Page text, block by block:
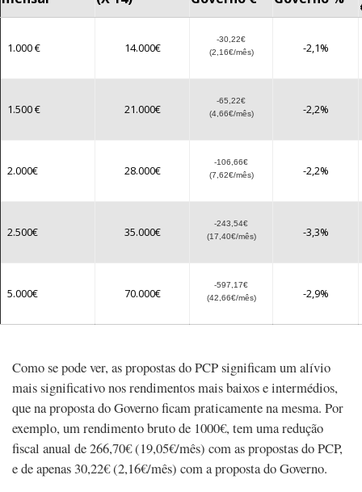
1.000 € 14.000€
-30,22€
(2,16€/mês)
-2,1%
1.500 € 21.000€
-65,22€
(4,66€/mês)
-2,2%
2.000€ 28.000€
-106,66€
(7,62€/mês)
-2,2%
2.500€ 35.000€
-243,54€
(17,40€/mês)
-3,3%
5.000€ 70.000€
-597,17€
(42,66€/mês)
-2,9%
Como se pode ver, as propostas do PCP significam um alívio
mais significativo nos rendimentos mais baixos e intermédios,
que na proposta do Governo ficam praticamente na mesma. Por
exemplo, um rendimento bruto de 1000€, tem uma redução
fiscal anual de 266,70€ (19,05€/mês) com as propostas do PCP,
e de apenas 30,22€ (2,16€/mês) com a proposta do Governo.